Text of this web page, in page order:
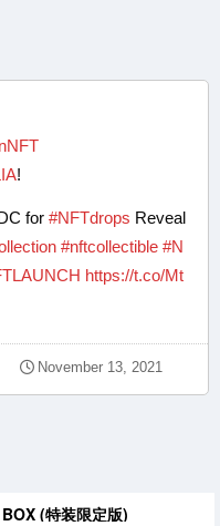
!
for #NFTdrops Reveal
#nftcollectible #N
https://t.co/Mt
November 13, 2021
(特装限定版)